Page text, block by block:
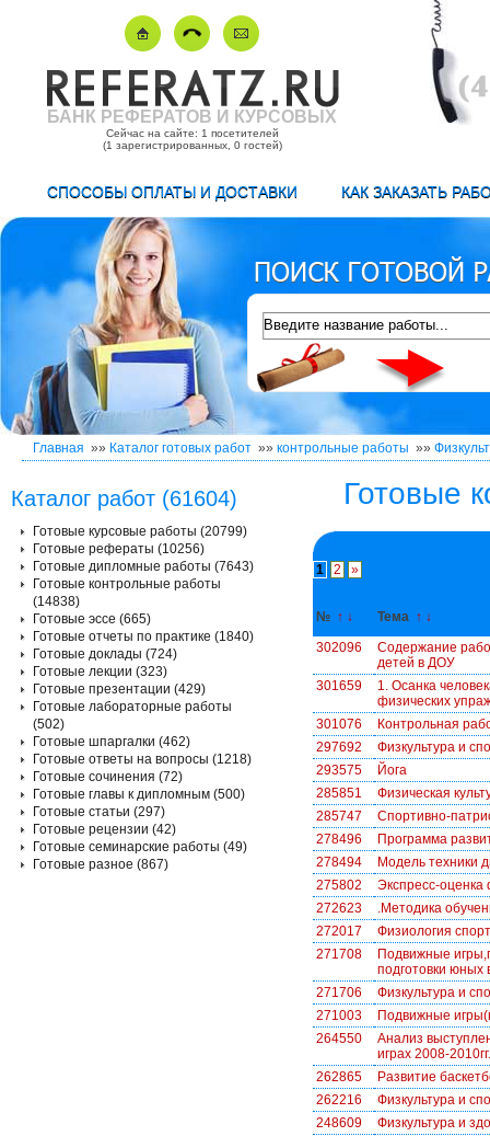
БАНК РЕФЕРАТОВ И КУРСОВЫХ
Сейчас на сайте: 1 посетителей
(1 зарегистрированных, 0 гостей)
СПОСОБЫ ОПЛАТЫ И ДОСТАВКИ КАК ЗАКАЗАТЬ
Главная »» Каталог готовых работ »» контрольные работы »»
Готовые
1 2 »
№ ↑ ↓ Тема ↑ ↓
302096
Содержание
детей в ДОУ
301659
1. Осанка
физических
301076
Контрольная
297692
Физкультура и
293575
Йога
285851
Физическая
285747
Спортивно-
278496
Программа
278494
Модель техники
275802
Экспресс-оценка
272623
.Методика
272017
Физиология
271708
Подвижные
подготовки юных
271706
Физкультура и
271003
Подвижные
264550
Анализ
играх 2008-2010гг.
262865
Развитие
262216
Физкультура и
248609
Физкультура и
Каталог работ (61604)
Готовые курсовые работы (20799)
Готовые рефераты (10256)
Готовые дипломные работы (7643)
Готовые контрольные работы
(14838)
Готовые эссе (665)
Готовые отчеты по практике (1840)
Готовые доклады (724)
Готовые лекции (323)
Готовые презентации (429)
Готовые лабораторные работы
(502)
Готовые шпаргалки (462)
Готовые ответы на вопросы (1218)
Готовые сочинения (72)
Готовые главы к дипломным (500)
Готовые статьи (297)
Готовые рецензии (42)
Готовые семинарские работы (49)
Готовые разное (867)